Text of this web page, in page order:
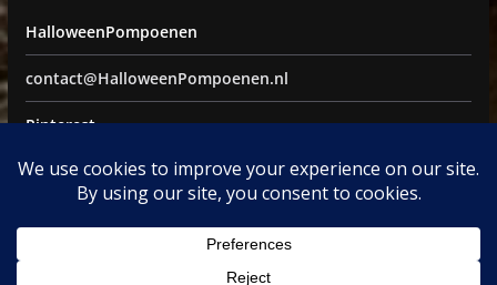
HalloweenPompoenen
contact@HalloweenPompoenen.nl
Pinterest
Facebook